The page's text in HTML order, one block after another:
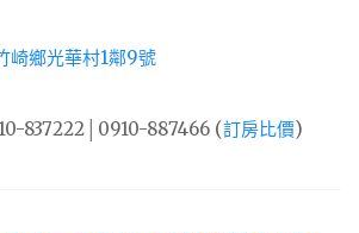
崎鄉光華村1鄰9號
837222│0910-887466 (訂房比價)